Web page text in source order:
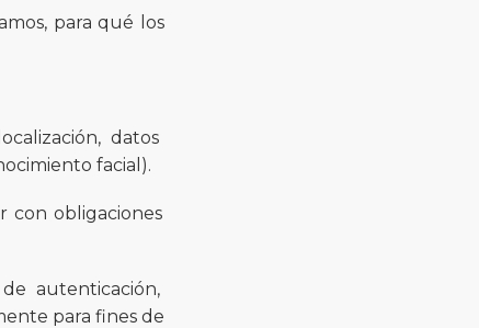
para qué los
datos
facial).
con obligaciones
autenticación,
para fines de